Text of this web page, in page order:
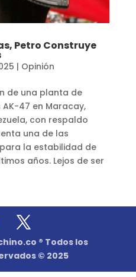
Petro Construye
| Opinión
de una planta de
47 en Maracay,
con respaldo
una de las
la estabilidad de
años. Lejos de ser
® Todos los
© 2025